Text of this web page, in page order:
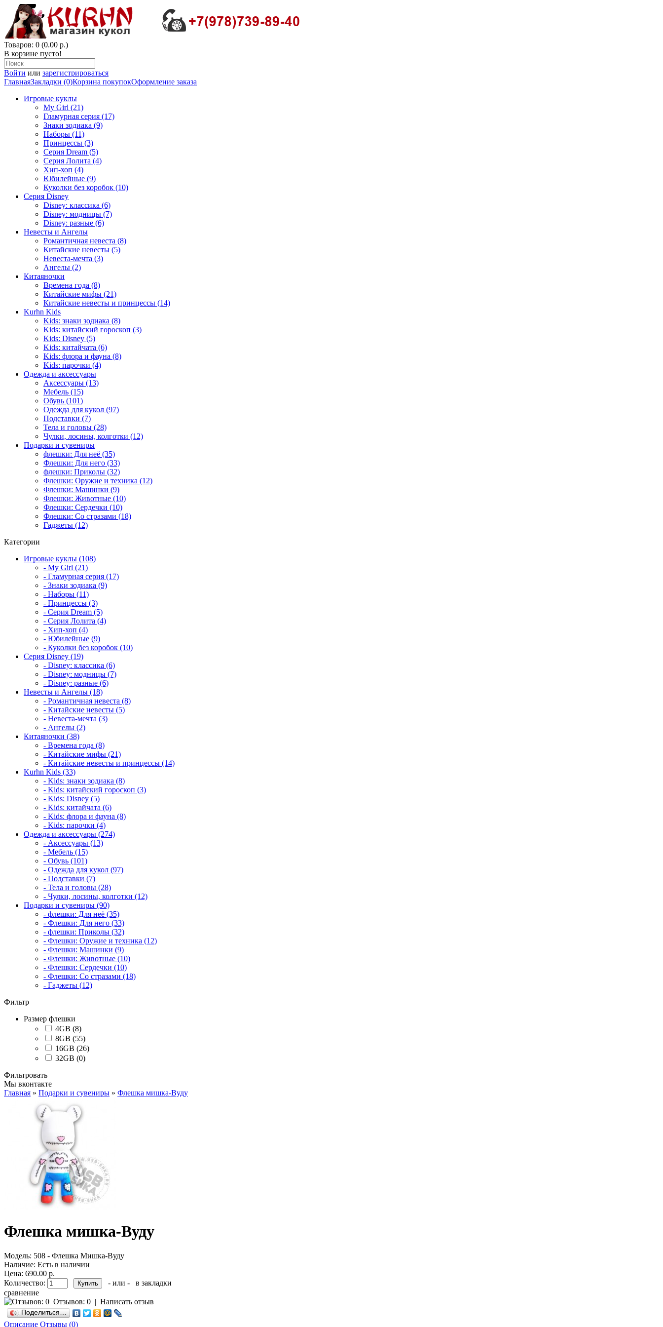
Товаров: 0 (0.00 р.)
В корзине пусто!
Войти или зарегистрироваться
ГлавнаяЗакладки (0)Корзина покупокОформление заказа
Игровые куклы
My Girl (21)
Гламурная серия (17)
Знаки зодиака (9)
Наборы (11)
Принцессы (3)
Серия Dream (5)
Серия Лолита (4)
Хип-хоп (4)
Юбилейные (9)
Куколки без коробок (10)
Серия Disney
Disney: классика (6)
Disney: модницы (7)
Disney: разные (6)
Невесты и Ангелы
Романтичная невеста (8)
Китайские невесты (5)
Невеста-мечта (3)
Ангелы (2)
Китаяночки
Времена года (8)
Китайские мифы (21)
Китайские невесты и принцессы (14)
Kurhn Kids
Kids: знаки зодиака (8)
Kids: китайский гороскоп (3)
Kids: Disney (5)
Kids: китайчата (6)
Kids: флора и фауна (8)
Kids: парочки (4)
Одежда и аксессуары
Аксессуары (13)
Мебель (15)
Обувь (101)
Одежда для кукол (97)
Подставки (7)
Тела и головы (28)
Чулки, лосины, колготки (12)
Подарки и сувениры
флешки: Для неё (35)
Флешки: Для него (33)
флешки: Приколы (32)
Флешки: Оружие и техника (12)
Флешки: Машинки (9)
Флешки: Животные (10)
Флешки: Сердечки (10)
Флешки: Со стразами (18)
Гаджеты (12)
Категории
Игровые куклы (108)
- My Girl (21)
- Гламурная серия (17)
- Знаки зодиака (9)
- Наборы (11)
- Принцессы (3)
- Серия Dream (5)
- Серия Лолита (4)
- Хип-хоп (4)
- Юбилейные (9)
- Куколки без коробок (10)
Серия Disney (19)
- Disney: классика (6)
- Disney: модницы (7)
- Disney: разные (6)
Невесты и Ангелы (18)
- Романтичная невеста (8)
- Китайские невесты (5)
- Невеста-мечта (3)
- Ангелы (2)
Китаяночки (38)
- Времена года (8)
- Китайские мифы (21)
- Китайские невесты и принцессы (14)
Kurhn Kids (33)
- Kids: знаки зодиака (8)
- Kids: китайский гороскоп (3)
- Kids: Disney (5)
- Kids: китайчата (6)
- Kids: флора и фауна (8)
- Kids: парочки (4)
Одежда и аксессуары (274)
- Аксессуары (13)
- Мебель (15)
- Обувь (101)
- Одежда для кукол (97)
- Подставки (7)
- Тела и головы (28)
- Чулки, лосины, колготки (12)
Подарки и сувениры (90)
- флешки: Для неё (35)
- Флешки: Для него (33)
- флешки: Приколы (32)
- Флешки: Оружие и техника (12)
- Флешки: Машинки (9)
- Флешки: Животные (10)
- Флешки: Сердечки (10)
- Флешки: Со стразами (18)
- Гаджеты (12)
Фильтр
Размер флешки
4GB (8)
8GB (55)
16GB (26)
32GB (0)
Фильтровать
Мы вконтакте
Главная » Подарки и сувениры » Флешка мишка-Вуду
Флешка мишка-Вуду
Модель: 508 - Флешка Мишка-Вуду
Наличие: Есть в наличии
Цена: 690.00 р.
Количество:
- или -
в закладки
сравнение
Отзывов: 0 | Написать отзыв
Поделиться…
Описание Отзывы (0)